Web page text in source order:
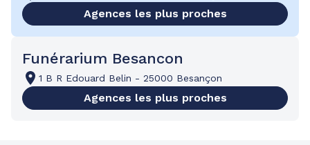
Agences les plus proches
Funérarium Besancon
1 B R Edouard Belin - 25000 Besançon
Agences les plus proches